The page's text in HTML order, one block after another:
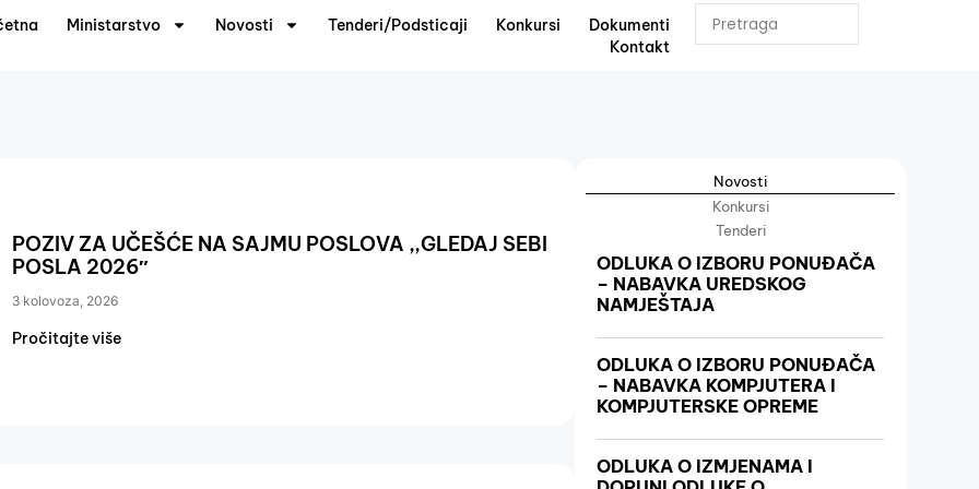
Ministarstvo Novosti Tenderi/Podsticaji Konkursi
Dokumenti
Kontakt
POZIV ZA UČEŠĆE NA SAJMU POSLOVA ,,GLEDAJ SEBI
POSLA 2026″
3 kolovoza, 2026
Pročitajte više
Novosti
Konkursi
Tenderi
ODLUKA O IZBORU PONUĐAČA
– NABAVKA UREDSKOG
NAMJEŠTAJA
ODLUKA O IZBORU PONUĐAČA
– NABAVKA KOMPJUTERA I
KOMPJUTERSKE OPREME
ODLUKA O IZMJENAMA I